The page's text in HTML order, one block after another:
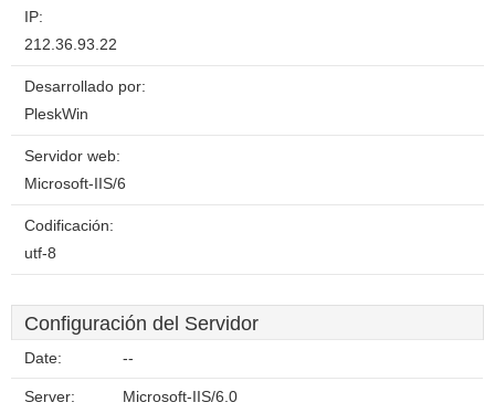
IP:
212.36.93.22
Desarrollado por:
PleskWin
Servidor web:
Microsoft-IIS/6
Codificación:
utf-8
Configuración del Servidor
Date: --
Server: Microsoft-IIS/6.0